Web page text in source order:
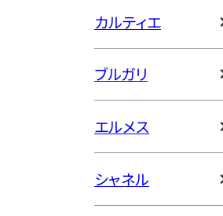
カルティエ
ブルガリ
エルメス
シャネル